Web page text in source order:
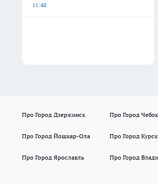
11:48
Про Город Дзержинск Про Город
Про Город Йошкар-Ола Про Город Курск
Про Город Ярославль Про Город